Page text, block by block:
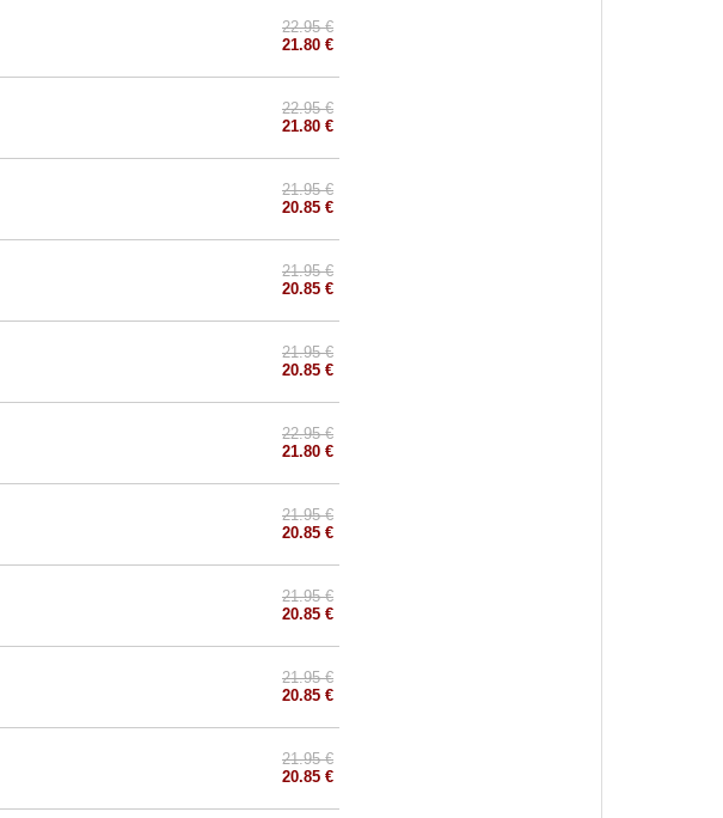
22.95 €
21.80 €
22.95 €
21.80 €
21.95 €
20.85 €
21.95 €
20.85 €
21.95 €
20.85 €
22.95 €
21.80 €
21.95 €
20.85 €
21.95 €
20.85 €
21.95 €
20.85 €
21.95 €
20.85 €